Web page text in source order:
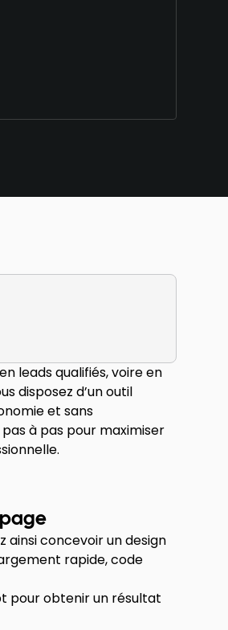
leads qualifiés, voire en
disposez d’un outil
et sans
à pas pour maximiser
page
ainsi concevoir un design
rapide, code
pour obtenir un résultat